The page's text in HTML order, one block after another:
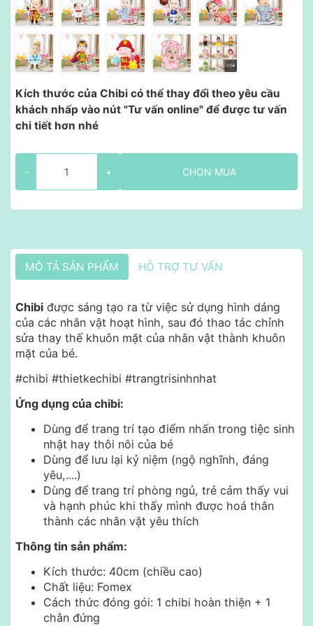
Kích thước của Chibi có thể thay đổi theo yêu cầu
khách nhấp vào nút "Tư vấn online" để được tư vấn
chi tiết hơn nhé
- + CHỌN MUA
MÔ TẢ SẢN PHẨM HỖ TRỢ TƯ VẤN
Chibi được sáng tạo ra từ việc sử dụng hình dáng
của các nhân vật hoạt hình, sau đó thao tác chỉnh
sửa thay thế khuôn mặt của nhân vật thành khuôn
mặt của bé.
#chibi #thietkechibi #trangtrisinhnhat
Ứng dụng của chibi:
Dùng để trang trí tạo điểm nhấn trong tiệc sinh
nhật hay thôi nôi của bé
Dùng để lưu lại kỷ niệm (ngộ nghĩnh, đáng
yêu,....)
Dùng để trang trí phòng ngủ, trẻ cảm thấy vui
và hạnh phúc khi thấy mình được hoá thân
thành các nhân vật yêu thích
Thông tin sản phẩm:
Kích thước: 40cm (chiều cao)
Chất liệu: Fomex
Cách thức đóng gói: 1 chibi hoàn thiện + 1
chân đứng